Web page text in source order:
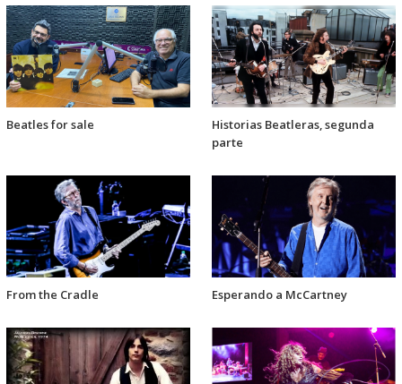
Beatles for sale
Historias Beatleras, segunda
parte
From the Cradle Esperando a McCartney